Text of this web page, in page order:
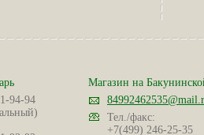
94-94
Магазин на
Тел./факс:
+7(499) 246-25-35